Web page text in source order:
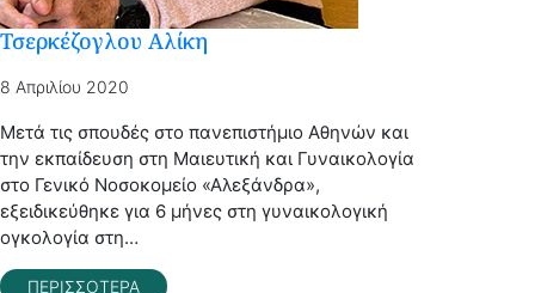
Τσερκέζογλου Αλίκη
8 Απριλίου 2020
Μετά τις σπουδές στο πανεπιστήμιο Αθηνών και
την εκπαίδευση στη Μαιευτική και Γυναικολογία
στο Γενικό Νοσοκομείο «Αλεξάνδρα»,
εξειδικεύθηκε για 6 μήνες στη γυναικολογική
ογκολογία στη…
ΠΕΡΙΣΣΟΤΕΡΑ